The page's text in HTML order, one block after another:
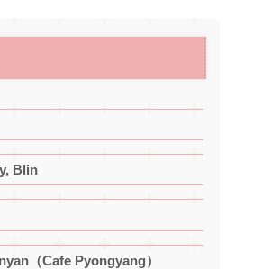
Blin
（Cafe Pyongyang）